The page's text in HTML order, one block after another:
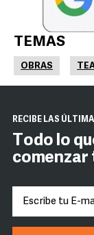
TEMAS
OBRAS
RECIBE LAS
Todo lo
comenzar